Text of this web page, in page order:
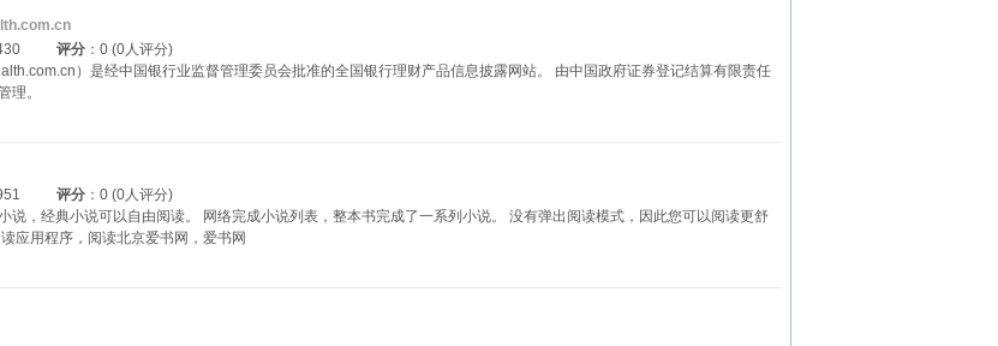
评分 ：0 (0人评分)
）是经中国银行业监督管理委员会批准的全国银行理财产品信息披露网站。 由中国政府证券登记结算有限责任
理。
评分 ：0 (0人评分)
说，经典小说可以自由阅读。 网络完成小说列表，整本书完成了一系列小说。 没有弹出阅读模式，因此您可以阅读更舒
应用程序，阅读北京爱书网，爱书网